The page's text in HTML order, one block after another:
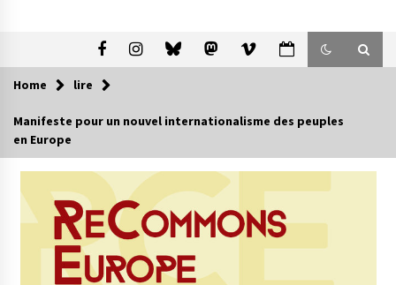
Home lire
Manifeste pour un nouvel internationalisme des peuples
en Europe